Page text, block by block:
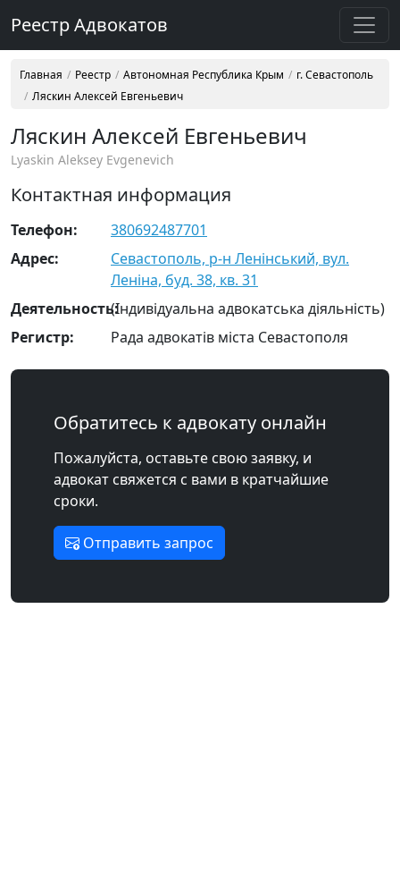
Реестр Адвокатов
Главная Реестр Автономная Республика Крым
г. Севастополь
Ляскин Алексей Евгеньевич
Ляскин Алексей Евгеньевич
Lyaskin Aleksey Evgenevich
Контактная информация
Телефон:
380692487701
Адрес:
Севастополь, р-н Ленінський, вул.
Леніна, буд. 38, кв. 31
Деятельность:(Індивідуальна адвокатська діяльність)
Регистр:
Рада адвокатів міста Севастополя
Обратитесь к адвокату онлайн
Пожалуйста, оставьте свою заявку, и
адвокат свяжется с вами в кратчайшие
сроки.
Отправить запрос